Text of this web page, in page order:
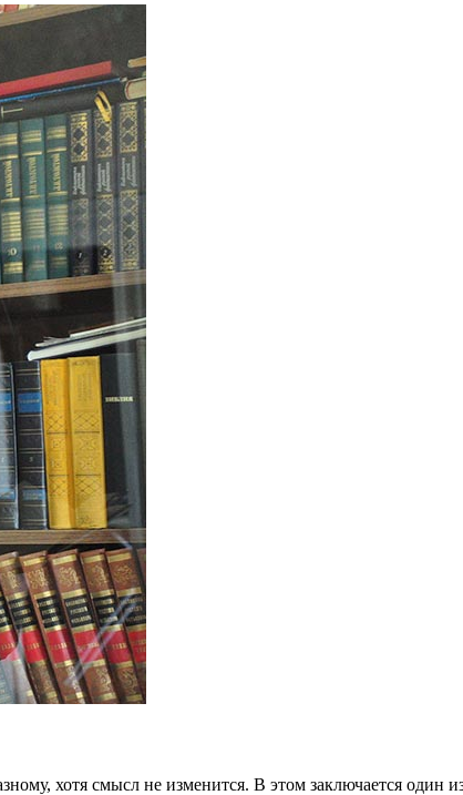
хотя смысл не изменится. В этом заключается один из